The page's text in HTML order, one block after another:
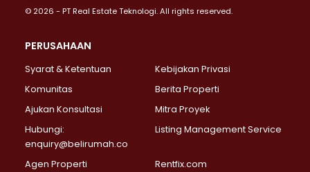
Properti Dijual di Jakarta Selatan >
Properti Dijual di Lebak Bulus >
Properti Dijual di Gandaria Selatan >
Properti Dijual di Pondok Labu >
Properti Dijual di Lenteng Agung >
Properti Dijual di Senayan >
Properti Dijual di Pondok Pinang >
© 2026 - PT Real Estate Teknologi. All rights reserved.
PERUSAHAAN
Syarat & Ketentuan
Kebijakan Privasi
Komunitas
Berita Properti
Ajukan Konsultasi
Mitra Proyek
Hubungi:
enquiry@belirumah.co
Listing Management Service
Agen Properti Rentfix.com